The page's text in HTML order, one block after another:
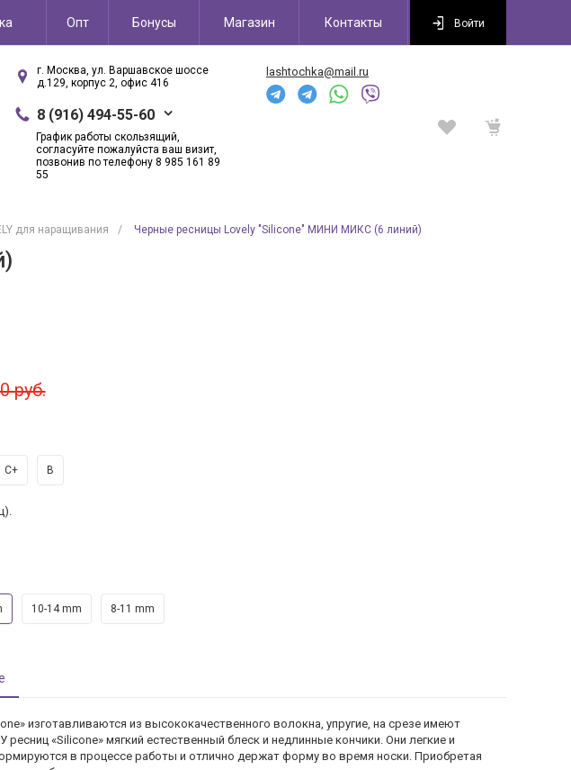
Опт Бонусы Магазин Контакты Войти
г. Москва, ул. Варшавское шоссе
д.129, корпус 2, офис 416
8 (916) 494-55-60
График работы скользящий,
согласуйте пожалуйста ваш визит,
позвонив по телефону 8 985 161 89
55
lashtochka@mail.ru
для наращивания / Черные ресницы Lovely "Silicone" МИНИ МИКС (6 линий)
руб.
C+ B
10-14 mm 8-11 mm
изготавливаются из высококачественного волокна, упругие, на срезе имеют
ресниц «Silicone» мягкий естественный блеск и недлинные кончики. Они легкие и
в процессе работы и отлично держат форму во время носки. Приобретая